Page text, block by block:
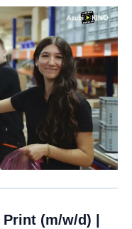
(m/w/d) |